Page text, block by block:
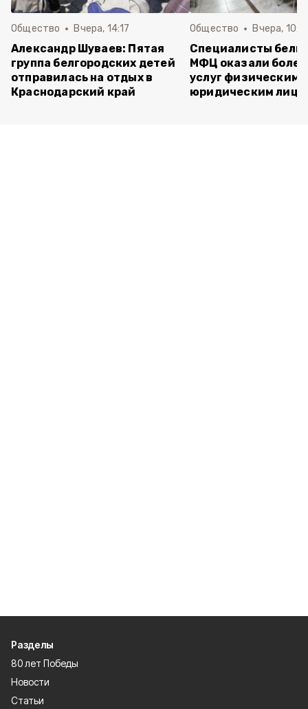
Общество Вчера, 14:17
Александр Шуваев: Пятая
группа белгородских детей
отправилась на отдых в
Краснодарский край
Общество Вчера, 10:17
Специалисты
МФЦ оказали
услуг физическим
юридическим
Разделы
80 лет Победы
Новости
Статьи